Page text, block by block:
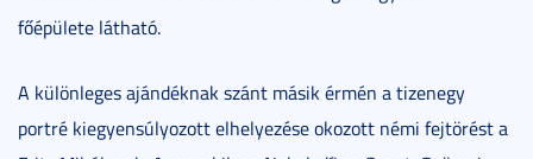
főépülete látható.
A különleges ajándéknak szánt másik érmén a tizenegy
portré kiegyensúlyozott elhelyezése okozott némi fejtörést a